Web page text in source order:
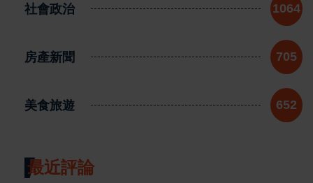
社會政治 1064
房產新聞 705
美食旅遊 652
最近評論